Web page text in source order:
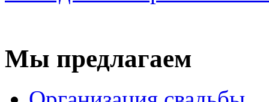
Мы предлагаем